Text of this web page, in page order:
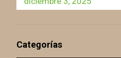
Categorías